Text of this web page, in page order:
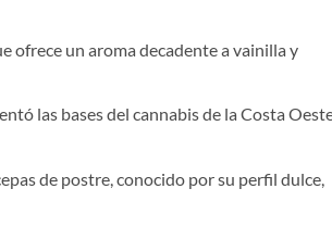
ofrece un aroma decadente a vainilla y
las bases del cannabis de la Costa
de postre, conocido por su perfil dulce,